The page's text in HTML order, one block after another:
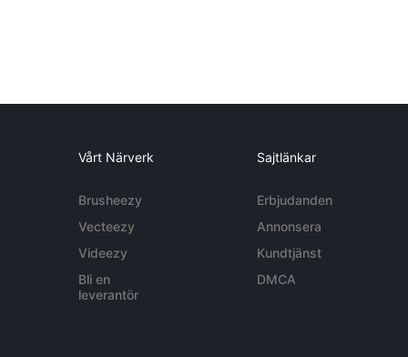
Vårt Närverk
Brusheezy
Vecteezy
Videezy
Bli en
leverantör
Sajtlänkar
Erbjudanden
Annonsera
Kundtjänst
DMCA